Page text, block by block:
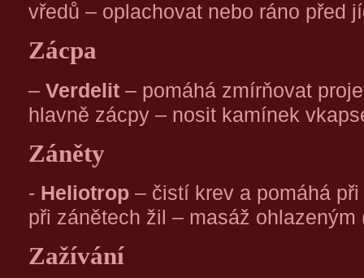
vředů – oplachovat nebo ráno před
Zácpa
– Verdelit – pomáhá zmírňovat
hlavně zácpy – nosit kamínek
Záněty
- Heliotrop – čistí krev a pomáhá
při zánětech žil – masáž
Zažívání